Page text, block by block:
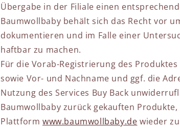
Übergabe in der Filiale einen
Baumwollbaby behält sich das Recht vor
dokumentieren und im Falle einer
haftbar zu machen.
Für die Vorab-Registrierung des
sowie Vor- und Nachname und ggf. die
Nutzung des Services Buy Back
Baumwollbaby zurück gekauften
Plattform www.baumwollbaby.de wieder